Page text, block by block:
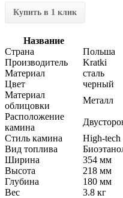
Купить в 1 клик
Название
Страна
Польша
Производитель
Kratki
Материал
сталь
Цвет
черный
Материал
облицовки
Металл
Расположение
камина
Стиль камина
High-tech
Вид топлива
Ширина
354 мм
Высота
218 мм
Глубина
180 мм
Вес
3.8 кг